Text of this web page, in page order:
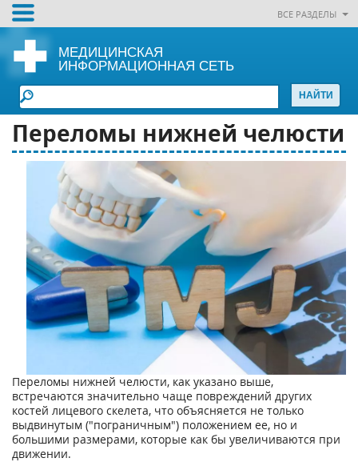
ВСЕ РАЗДЕЛЫ
МЕДИЦИНСКАЯ
ИНФОРМАЦИОННАЯ СЕТЬ
Переломы нижней челюсти
Переломы нижней челюсти, как указано выше,
встречаются значительно чаще повреждений других
костей лицевого скелета, что объясняется не только
выдвинутым ("пограничным") положением ее, но и
большими размерами, которые как бы увеличиваются при
движении.